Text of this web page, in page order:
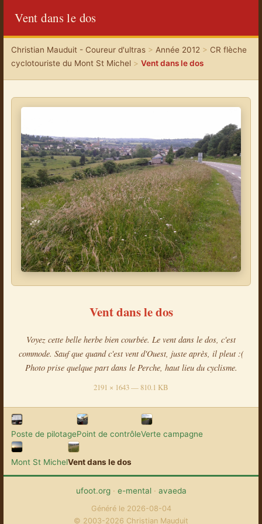
Vent dans le dos
Christian Mauduit - Coureur d'ultras> Année 2012 > CR flèche
cyclotouriste du Mont St Michel> Vent dans le dos
Vent dans le dos
Voyez cette belle herbe bien courbée. Le vent dans le dos, c'est
commode. Sauf que quand c'est vent d'Ouest, juste après, il pleut :(
Photo prise quelque part dans le Perche, haut lieu du cyclisme.
2191 × 1643 — 810.1 KB
Poste de pilotagePoint de contrôleVerte campagne
Mont St MichelVent dans le dos
ufoot.org· e-mental· avaeda
Généré le 2026-08-04
© 2003-2026 Christian Mauduit